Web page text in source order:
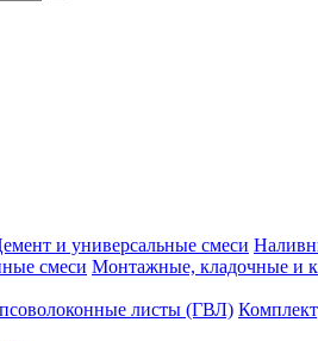
и универсальные смеси
смеси Монтажные, кладочные и
листы (ГВЛ)